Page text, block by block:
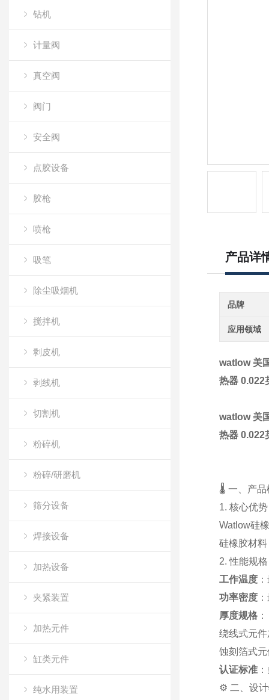
钻机
计量阀
真空阀
阀门
安全阀
点胶设备
胶枪
喷枪
吸笔
除尘吸烟机
搅拌机
剥皮机
剥线机
切割机
粉碎机
粉碎/研磨机
筛分设备
焊接设备
加热设备
夹紧装置
加热元件
缸类元件
纯水用装置
产品详
品牌
应用领域
watlow 美
热器 0.022
watlow 美
热器 0.022
🌡️ 一、产品
1. 核心优势
Watlow硅
硅橡胶材
2. 性能规格
工作温度：
功率密度：
厚度规格：
绕线式元
蚀刻箔式
认证标准：
⚙️ 二、设